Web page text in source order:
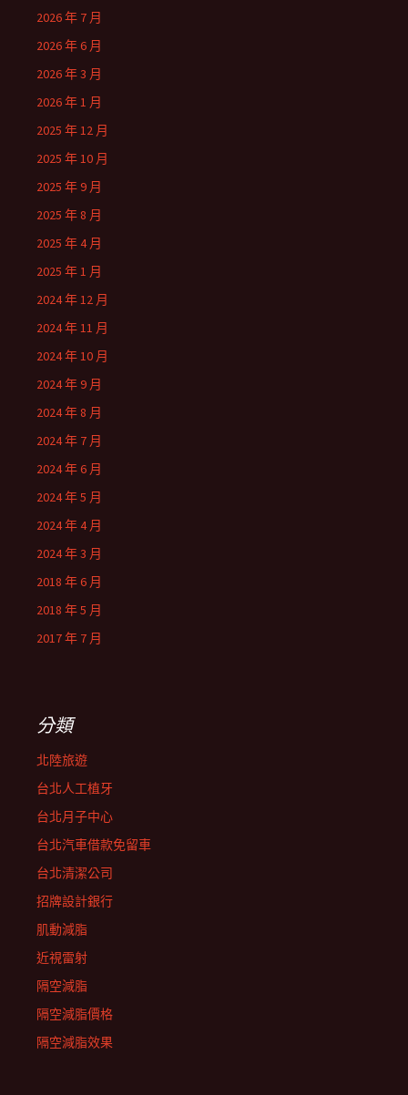
2026 年 7 月
2026 年 6 月
2026 年 3 月
2026 年 1 月
2025 年 12 月
2025 年 10 月
2025 年 9 月
2025 年 8 月
2025 年 4 月
2025 年 1 月
2024 年 12 月
2024 年 11 月
2024 年 10 月
2024 年 9 月
2024 年 8 月
2024 年 7 月
2024 年 6 月
2024 年 5 月
2024 年 4 月
2024 年 3 月
2018 年 6 月
2018 年 5 月
2017 年 7 月
分類
北陸旅遊
台北人工植牙
台北月子中心
台北汽車借款免留車
台北清潔公司
招牌設計銀行
肌動減脂
近視雷射
隔空減脂
隔空減脂價格
隔空減脂效果